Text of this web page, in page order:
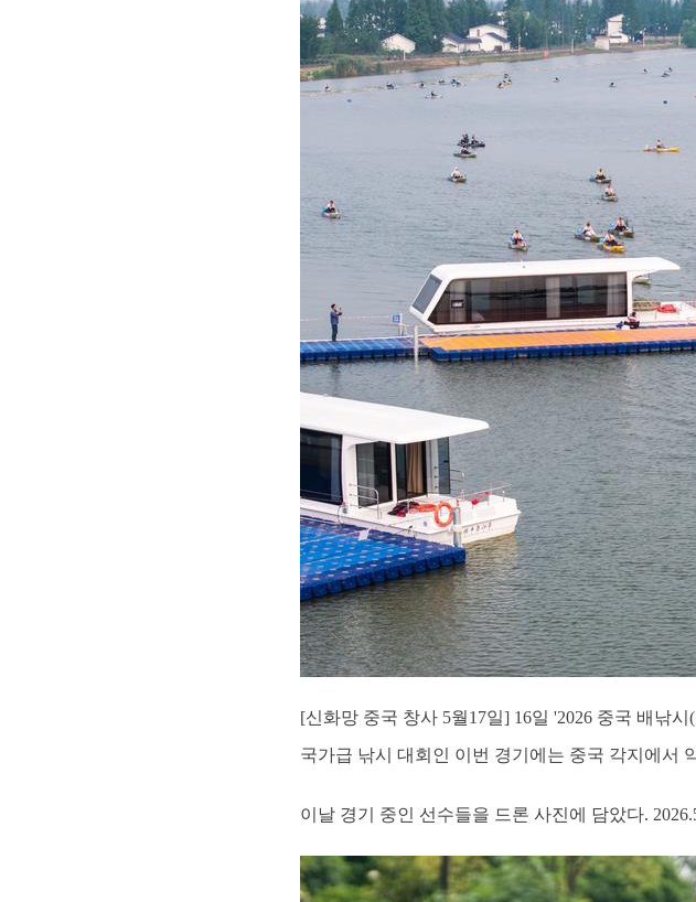
[신화망 중국 창사 5월17일] 16일 '2026 중국 배낚
국가급 낚시 대회인 이번 경기에는 중국 각지에서
이날 경기 중인 선수들을 드론 사진에 담았다.